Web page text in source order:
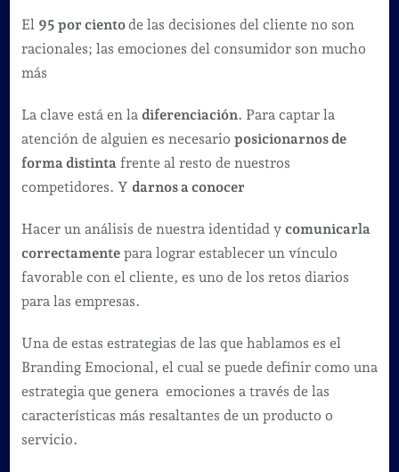
el
ser
nos
diferencia
a
las
marcas
El 95 por cientode las decisiones del cliente no son
racionales; las emociones del consumidor son mucho
más
La clave está en la diferenciación. Para captar la
atención de alguien es necesario posicionarnos de
forma distintafrente al resto de nuestros
competidores. Y darnos a conocer
Hacer un análisis de nuestra identidad y comunicarla
correctamentepara lograr establecer un vínculo
favorable con el cliente, es uno de los retos diarios
para las empresas.
Una de estas estrategias de las que hablamos es el
Branding Emocional, el cual se puede definir como una
estrategia que genera emociones a través de las
características más resaltantes de un producto o
servicio.